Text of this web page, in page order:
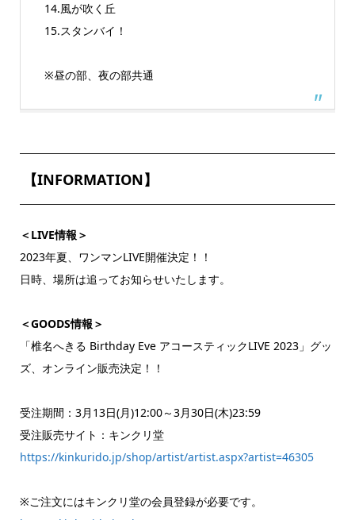
14.風が吹く丘
15.スタンバイ！
※昼の部、夜の部共通
【INFORMATION】
＜LIVE情報＞
2023年夏、ワンマンLIVE開催決定！！
日時、場所は追ってお知らせいたします。
＜GOODS情報＞
「椎名へきる Birthday Eve アコースティックLIVE 2023」グッ
ズ、オンライン販売決定！！
受注期間：3月13日(月)12:00～3月30日(木)23:59
受注販売サイト：キンクリ堂
https://kinkurido.jp/shop/artist/artist.aspx?artist=46305
※ご注文にはキンクリ堂の会員登録が必要です。